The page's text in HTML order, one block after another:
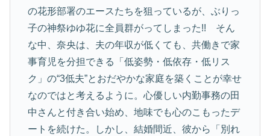
の花形部署のエースたちを狙っているが、ぶりっ
子の神祭ゆゆ花に全員群がってしまった!! そん
な中、奈央は、夫の年収が低くても、共働きで家
事育児を分担できる「低姿勢・低依存・低リス
ク」の“3低夫”とおだやかな家庭を築くことが幸せ
なのではと考えるように。心優しい内勤事務の田
中さんと付き合い始め、地味でも心のこもったデ
ートを続けた。しかし、結婚間近、彼から「別れ